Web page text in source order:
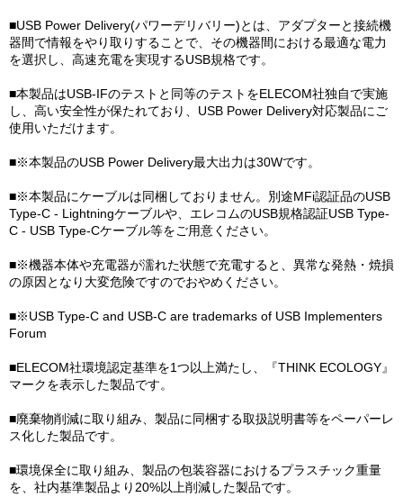
■USB Power Delivery(パワーデリバリー)とは、アダプターと接続機
器間で情報をやり取りすることで、その機器間における最適な電力
を選択し、高速充電を実現するUSB規格です。
■本製品はUSB-IFのテストと同等のテストをELECOM社独自で実施
し、高い安全性が保たれており、USB Power Delivery対応製品にご
使用いただけます。
■※本製品のUSB Power Delivery最大出力は30Wです。
■※本製品にケーブルは同梱しておりません。別途MFi認証品のUSB
Type-C - Lightningケーブルや、エレコムのUSB規格認証USB Type-
C - USB Type-Cケーブル等をご用意ください。
■※機器本体や充電器が濡れた状態で充電すると、異常な発熱・焼損
の原因となり大変危険ですのでおやめください。
■※USB Type-C and USB-C are trademarks of USB Implementers
Forum
■ELECOM社環境認定基準を1つ以上満たし、『THINK ECOLOGY』
マークを表示した製品です。
■廃棄物削減に取り組み、製品に同梱する取扱説明書等をペーパーレ
ス化した製品です。
■環境保全に取り組み、製品の包装容器におけるプラスチック重量
を、社内基準製品より20%以上削減した製品です。